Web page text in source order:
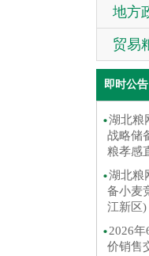
地方
贸易
即时公告
湖北粮
战略储
粮孝感
湖北粮
备小麦
江新区)
2026
价销售